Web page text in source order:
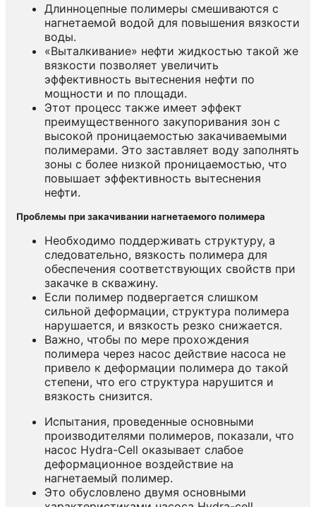
Длинноцепные полимеры смешиваются с
нагнетаемой водой для повышения вязкости
воды.
«Выталкивание» нефти жидкостью такой же
вязкости позволяет увеличить
эффективность вытеснения нефти по
мощности и по площади.
Этот процесс также имеет эффект
преимущественного закупоривания зон с
высокой проницаемостью закачиваемыми
полимерами. Это заставляет воду заполнять
зоны с более низкой проницаемостью, что
повышает эффективность вытеснения
нефти.
Проблемы при закачивании нагнетаемого полимера
Необходимо поддерживать структуру, а
следовательно, вязкость полимера для
обеспечения соответствующих свойств при
закачке в скважину.
Если полимер подвергается слишком
сильной деформации, структура полимера
нарушается, и вязкость резко снижается.
Важно, чтобы по мере прохождения
полимера через насос действие насоса не
привело к деформации полимера до такой
степени, что его структура нарушится и
вязкость снизится.
Испытания, проведенные основными
производителями полимеров, показали, что
насос Hydra-Cell оказывает слабое
деформационное воздействие на
нагнетаемый полимер.
Это обусловлено двумя основными